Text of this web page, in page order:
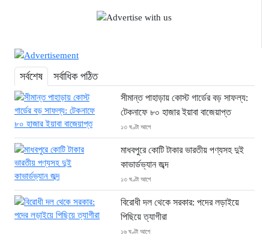
সর্বশেষ সর্বাধিক পঠিত
সীমান্ত পাহাড়ায় কোস্ট গার্ডের বড় সাফল্য:
টেকনাফে ৮০ হাজার ইয়াবা বাজেয়াপ্ত
১৩ ঘণ্টা আগে
মাধবপুরে কোটি টাকার ভারতীয় পণ্যসহ দুই
কাভার্ডভ্যান জব্দ
১৩ ঘণ্টা আগে
বিরোধী দল থেকে সরকার: পদের লড়াইয়ে
পিছিয়ে ত্যাগীরা
১৬ ঘণ্টা আগে